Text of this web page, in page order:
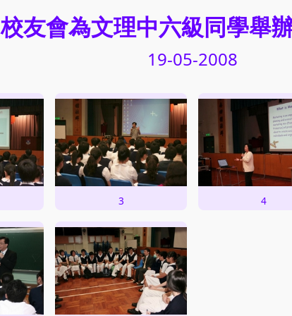
校友會為文理中六級同學舉
19-05-2008
3 4